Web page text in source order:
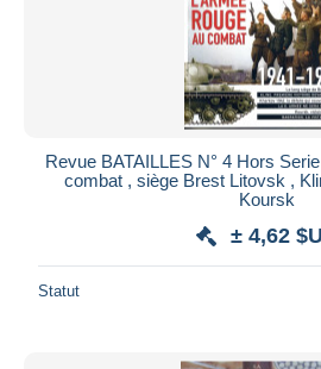
Revue BATAILLES N° 4 Hors
combat , siège Brest Litovsk ,
Koursk
± 4,62
Statut